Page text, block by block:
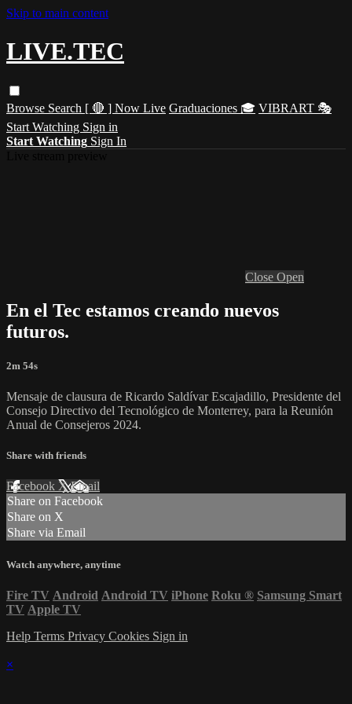
Skip to main content
LIVE.TEC
Browse Search [ 🔴 ] Now Live Graduaciones 🎓 VIBRART 🎭
Start Watching Sign in
Start Watching Sign In
Close Open
En el Tec estamos creando nuevos
futuros.
2m 54s
Mensaje de clausura de Ricardo Saldívar Escajadillo, Presidente del
Consejo Directivo del Tecnológico de Monterrey, para la Reunión
Anual de Consejeros 2024.
Share with friends
Facebook XEmail
Share on Facebook
Share on X
Share via Email
Watch anywhere, anytime
Fire TV Android Android TV iPhone Roku ® Samsung Smart
TV Apple TV
Help Terms Privacy Cookies Sign in
×